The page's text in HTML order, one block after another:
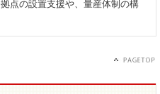
点の設置支援や、量産体制の構